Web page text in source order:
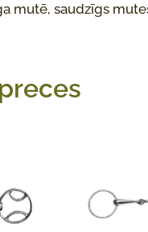
mutē, saudzīgs